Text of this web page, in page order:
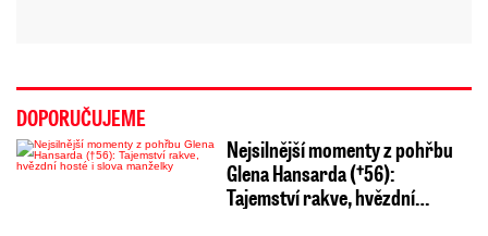
DOPORUČUJEME
Nejsilnější momenty z pohřbu
Glena Hansarda (†56):
Tajemství rakve, hvězdní…